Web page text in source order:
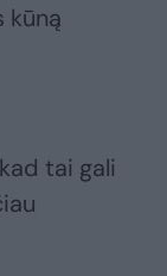
kūną
tai gali